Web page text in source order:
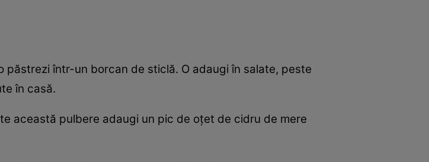
păstrezi într-un borcan de sticlă. O adaugi în salate, peste
în casă.
această pulbere adaugi un pic de oţet de cidru de mere